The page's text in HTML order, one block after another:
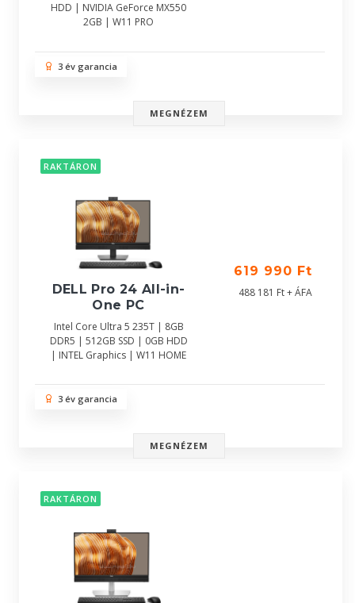
HDD | NVIDIA GeForce MX550
2GB | W11 PRO
3 év garancia
MEGNÉZEM
RAKTÁRON
DELL Pro 24 All-in-
One PC
Intel Core Ultra 5 235T | 8GB
DDR5 | 512GB SSD | 0GB HDD
| INTEL Graphics | W11 HOME
619 990 Ft
488 181 Ft + ÁFA
3 év garancia
MEGNÉZEM
RAKTÁRON